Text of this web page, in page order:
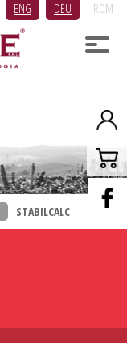
ENG DEU ROM
STABILCALC